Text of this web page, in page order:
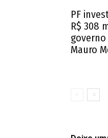
PF
R$ 308
Mauro